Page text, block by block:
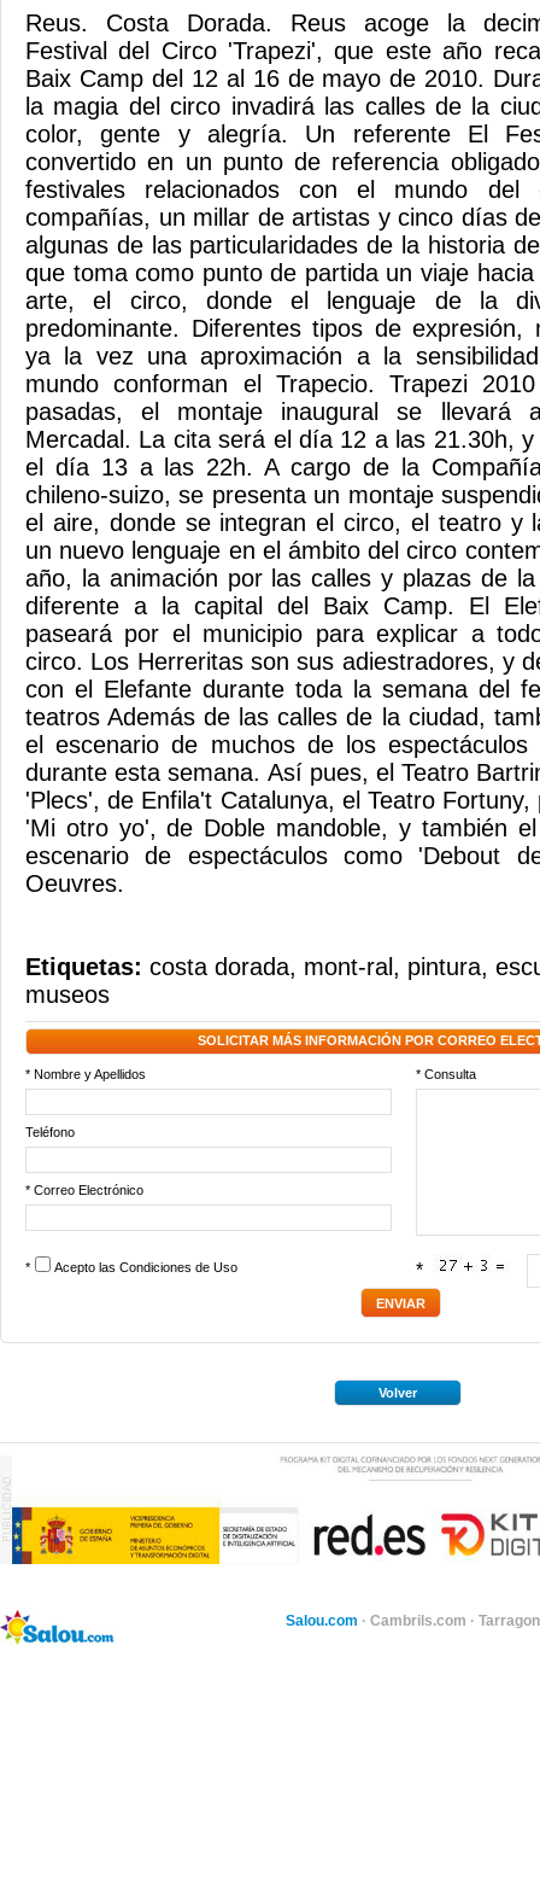
Reus. Costa Dorada. Reus acoge la
Festival del Circo 'Trapezi', que este año
Baix Camp del 12 al 16 de mayo de 2010.
la magia del circo invadirá las calles de la
color, gente y alegría. Un referente El
convertido en un punto de referencia
festivales relacionados con el mundo
compañías, un millar de artistas y cinco días
algunas de las particularidades de la historia
que toma como punto de partida un viaje
arte, el circo, donde el lenguaje de la
predominante. Diferentes tipos de expresión,
ya la vez una aproximación a la
mundo conforman el Trapecio. Trapezi
pasadas, el montaje inaugural se
Mercadal. La cita será el día 12 a las 21.30h,
el día 13 a las 22h. A cargo de la
chileno-suizo, se presenta un montaje
el aire, donde se integran el circo, el teatro y
un nuevo lenguaje en el ámbito del circo
año, la animación por las calles y plazas de
diferente a la capital del Baix Camp. El
paseará por el municipio para explicar a
circo. Los Herreritas son sus adiestradores, y
con el Elefante durante toda la semana del
teatros Además de las calles de la ciudad,
el escenario de muchos de los espectáculos
durante esta semana. Así pues, el Teatro
'Plecs', de Enfila't Catalunya, el Teatro
'Mi otro yo', de Doble mandoble, y también
escenario de espectáculos como 'Debout
Oeuvres.
Etiquetas: costa dorada, mont-ral , pintura,
museos
SOLICITAR MÁS INFORMACIÓN POR CORREO
* Nombre y Apellidos * Consulta
Teléfono
* Correo Electrónico
* Acepto las Condiciones de Uso *
Volver
Salou.com · Cambrils.com ·